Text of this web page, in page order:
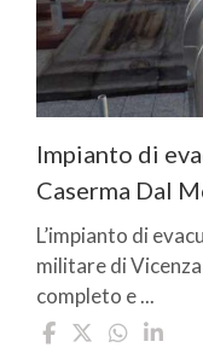
Impianto di
Caserma Dal
L’impianto di
militare di
completo e ...